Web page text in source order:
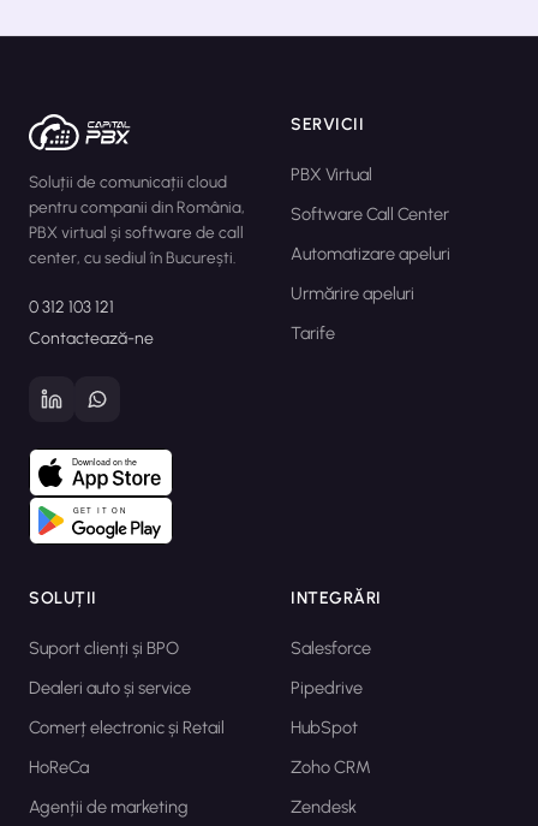
Soluții de comunicații cloud
pentru companii din România,
PBX virtual și software de call
center, cu sediul în București.
0 312 103 121
Contactează-ne
SERVICII
PBX Virtual
Software Call Center
Automatizare apeluri
Urmărire apeluri
Tarife
SOLUȚII
Suport clienți și BPO
Dealeri auto și service
Comerț electronic și Retail
HoReCa
Agenții de marketing
INTEGRĂRI
Salesforce
Pipedrive
HubSpot
Zoho CRM
Zendesk